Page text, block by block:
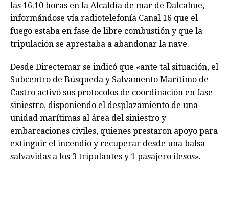
las 16.10 horas en la Alcaldía de mar de Dalcahue,
informándose vía radiotelefonía Canal 16 que el
fuego estaba en fase de libre combustión y que la
tripulación se aprestaba a abandonar la nave.
Desde Directemar se indicó que «ante tal situación, el
Subcentro de Búsqueda y Salvamento Marítimo de
Castro activó sus protocolos de coordinación en fase
siniestro, disponiendo el desplazamiento de una
unidad marítimas al área del siniestro y
embarcaciones civiles, quienes prestaron apoyo para
extinguir el incendio y recuperar desde una balsa
salvavidas a los 3 tripulantes y 1 pasajero ilesos».